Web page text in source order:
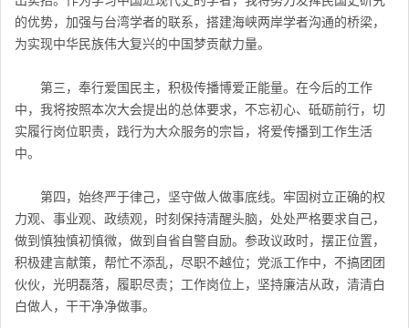
的优势，加强与台湾学者的联系，搭建海峡两岸学者沟通的桥梁，
为实现中华民族伟大复兴的中国梦贡献力量。
第三，奉行爱国民主，积极传播博爱正能量。在今后的工作
中，我将按照本次大会提出的总体要求，不忘初心、砥砺前行，切
实履行岗位职责，践行为大众服务的宗旨，将爱传播到工作生活
中。
第四，始终严于律己，坚守做人做事底线。牢固树立正确的权
力观、事业观、政绩观，时刻保持清醒头脑，处处严格要求自己，
做到慎独慎初慎微，做到自省自警自励。参政议政时，摆正位置，
积极建言献策，帮忙不添乱，尽职不越位；党派工作中，不搞团团
伙伙，光明磊落，履职尽责；工作岗位上，坚持廉洁从政，清清白
白做人，干干净净做事。